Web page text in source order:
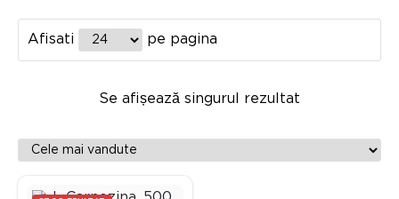
Afisati pe pagina
Se afișează singurul rezultat